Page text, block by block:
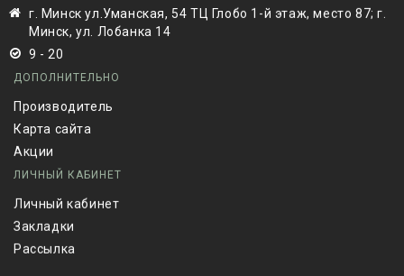
г. Минск ул.Уманская, 54 ТЦ Глобо 1-й этаж, место 87; г.
Минск, ул. Лобанка 14
9 - 20
ДОПОЛНИТЕЛЬНО
Производитель
Карта сайта
Акции
ЛИЧНЫЙ КАБИНЕТ
Личный кабинет
Закладки
Рассылка